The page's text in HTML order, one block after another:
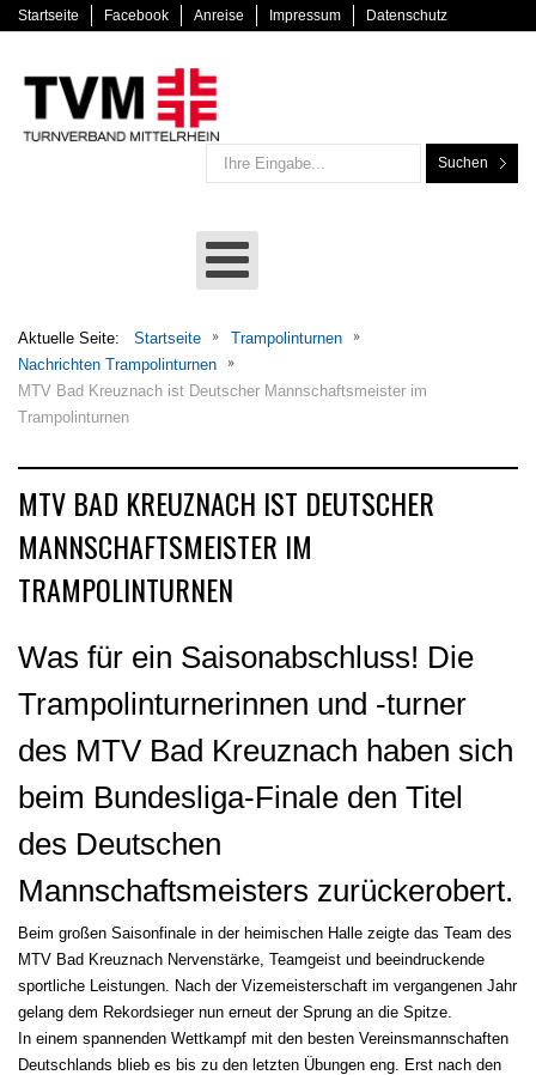
Startseite Facebook Anreise Impressum Datenschutz
Suchen
Aktuelle Seite: Startseite
Trampolinturnen
Nachrichten Trampolinturnen
MTV Bad Kreuznach ist Deutscher Mannschaftsmeister im
Trampolinturnen
MTV BAD KREUZNACH IST DEUTSCHER
MANNSCHAFTSMEISTER IM
TRAMPOLINTURNEN
Was für ein Saisonabschluss! Die
Trampolinturnerinnen und -turner
des MTV Bad Kreuznach haben sich
beim Bundesliga-Finale den Titel
des Deutschen
Mannschaftsmeisters zurückerobert.
Beim großen Saisonfinale in der heimischen Halle zeigte das Team des
MTV Bad Kreuznach Nervenstärke, Teamgeist und beeindruckende
sportliche Leistungen. Nach der Vizemeisterschaft im vergangenen Jahr
gelang dem Rekordsieger nun erneut der Sprung an die Spitze.
In einem spannenden Wettkampf mit den besten Vereinsmannschaften
Deutschlands blieb es bis zu den letzten Übungen eng. Erst nach den